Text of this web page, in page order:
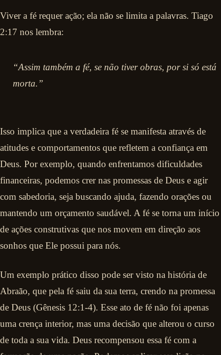
Viver a fé requer ação; ela não se limita a palavras. Tiago
2:17 nos lembra:
“Assim também a fé, se não tiver obras, por si só está
morta.”
Isso implica que a verdadeira fé se manifesta através de
atitudes e comportamentos que refletem a confiança em
Deus. Por exemplo, quando enfrentamos dificuldades
financeiras, podemos crer nas promessas de Deus e agir
com sabedoria, seja buscando ajuda, fazendo orações ou
mantendo um orçamento saudável. A fé se torna um início
de ações construtivas que nos movem em direção aos
sonhos que Ele possui para nós.
Um exemplo prático disso pode ser visto na história de
Abraão, que pela fé saiu da sua terra, crendo na promessa
de Deus (Gênesis 12:1-4). Esse ato de fé não foi apenas
uma crença interior, mas uma decisão que alterou o curso
de toda a sua vida. Deus recompensou essa fé com a